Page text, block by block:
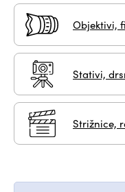
Objektivi,
Stativi,
Strižnice,